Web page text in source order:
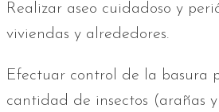
Realizar aseo cuidadoso y
viviendas y alrededores.
Efectuar control de la basura
cantidad de insectos (arañas